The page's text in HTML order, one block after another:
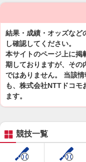
結果・成績・オッズなど
し確認してください。
本サイトのページ上に掲
期しておりますが、その
ではありません。 当該
も、株式会社NTTドコモ
ます。
競技一覧